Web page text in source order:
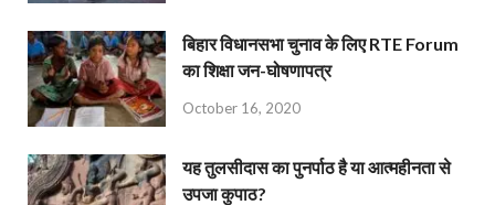
बिहार विधानसभा चुनाव के लिए RTE Forum
का शिक्षा जन-घोषणापत्र
October 16, 2020
यह तुलसीदास का पुनर्पाठ है या आत्महीनता से
उपजा कुपाठ?